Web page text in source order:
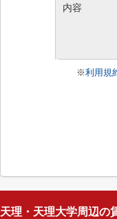
内容
※利用規
天理・天理大学周辺の